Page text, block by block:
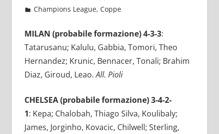
Ottobre 11, 2022
admin
Champions League, Coppe
MILAN (probabile formazione) 4-3-3:
Tatarusanu; Kalulu, Gabbia, Tomori, Theo
Hernandez; Krunic, Bennacer, Tonali; Brahim
Diaz, Giroud, Leao.All. Pioli
CHELSEA (probabile formazione) 3-4-2-
1: Kepa; Chalobah, Thiago Silva, Koulibaly;
James, Jorginho, Kovacic, Chilwell; Sterling,